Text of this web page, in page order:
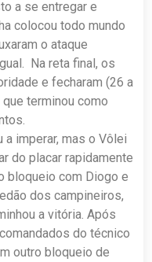
a se entregar e
colocou todo mundo
o ataque
Na reta final, os
e fecharam (26 a
terminou como
imperar, mas o Vôlei
do placar rapidamente
bloqueio com Diogo e
dos campineiros,
a vitória. Após
do técnico
outro bloqueio de